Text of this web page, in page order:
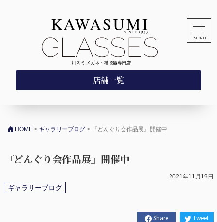
店舗一覧
HOME > ギャラリーブログ > 『どんぐり会作品展』開催中
『どんぐり会作品展』開催中
2021年11月19日
ギャラリーブログ
Share Tweet